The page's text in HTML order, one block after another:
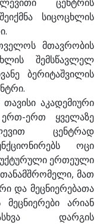
სიცოცხლის
მთავრობის
შემსწავლელ
ბერიტაშვილის
აკადემიური
ერთ ყველაზე
ცენტრად
ოცი
ერთეული
თანამშრომელი, მათ
და მეცნიერებათა
არიან
დარგის